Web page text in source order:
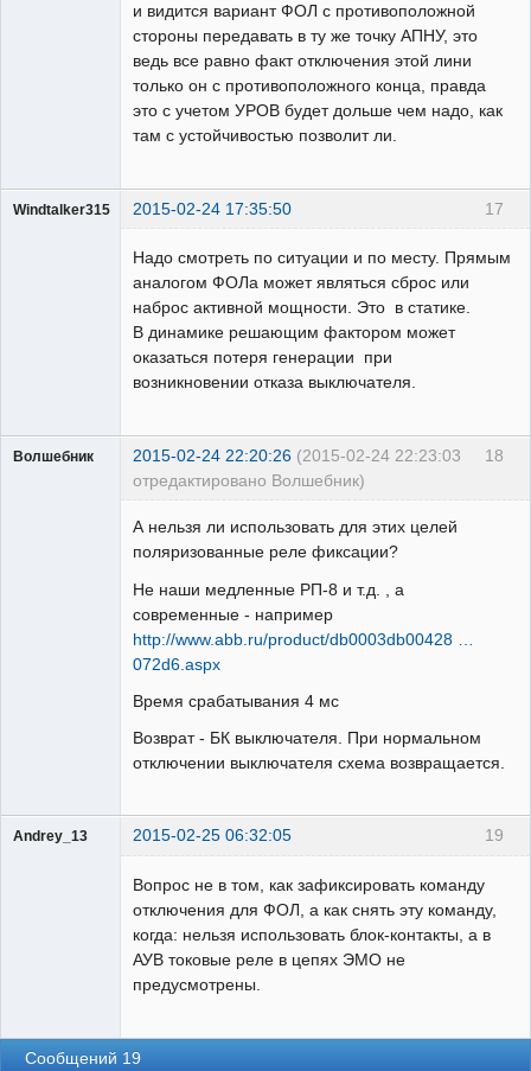
и видится вариант ФОЛ с противоположной
стороны передавать в ту же точку АПНУ, это
ведь все равно факт отключения этой лини
только он с противоположного конца, правда
это с учетом УРОВ будет дольше чем надо, как
там с устойчивостью позволит ли.
17
Windtalker315 2015-02-24 17:35:50
Надо смотреть по ситуации и по месту. Прямым
аналогом ФОЛа может являться сброс или
наброс активной мощности. Это в статике.
В динамике решающим фактором может
оказаться потеря генерации при
возникновении отказа выключателя.
18
Волшебник 2015-02-24 22:20:26 (2015-02-24 22:23:03
отредактировано Волшебник)
А нельзя ли использовать для этих целей
поляризованные реле фиксации?
Не наши медленные РП-8 и т.д. , а
современные - например
http://www.abb.ru/product/db0003db00428 …
072d6.aspx
Время срабатывания 4 мс
Возврат - БК выключателя. При нормальном
отключении выключателя схема возвращается.
19
Andrey_13 2015-02-25 06:32:05
Вопрос не в том, как зафиксировать команду
отключения для ФОЛ, а как снять эту команду,
когда: нельзя использовать блок-контакты, а в
АУВ токовые реле в цепях ЭМО не
предусмотрены.
Сообщений 19